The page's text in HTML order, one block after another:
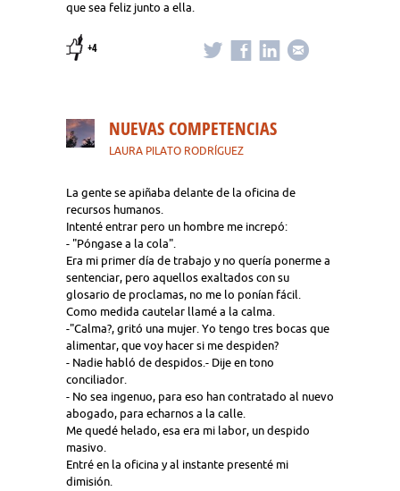
que sea feliz junto a ella.
+4
NUEVAS COMPETENCIAS
LAURA PILATO RODRÍGUEZ
La gente se apiñaba delante de la oficina de
recursos humanos.
Intenté entrar pero un hombre me increpó:
- "Póngase a la cola".
Era mi primer día de trabajo y no quería ponerme a
sentenciar, pero aquellos exaltados con su
glosario de proclamas, no me lo ponían fácil.
Como medida cautelar llamé a la calma.
-"Calma?, gritó una mujer. Yo tengo tres bocas que
alimentar, que voy hacer si me despiden?
- Nadie habló de despidos.- Dije en tono
conciliador.
- No sea ingenuo, para eso han contratado al nuevo
abogado, para echarnos a la calle.
Me quedé helado, esa era mi labor, un despido
masivo.
Entré en la oficina y al instante presenté mi
dimisión.